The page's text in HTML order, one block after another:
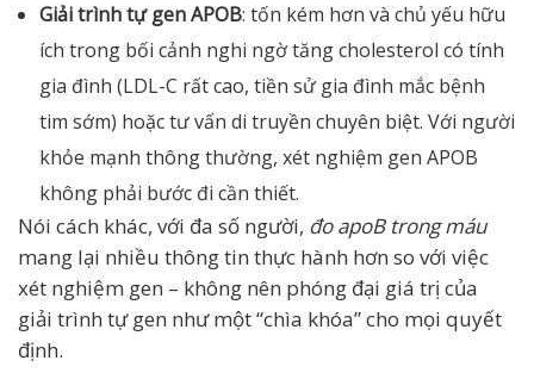
Giải trình tự gen APOB: tốn kém hơn và chủ yếu hữu
ích trong bối cảnh nghi ngờ tăng cholesterol có tính
gia đình (LDL-C rất cao, tiền sử gia đình mắc bệnh
tim sớm) hoặc tư vấn di truyền chuyên biệt. Với người
khỏe mạnh thông thường, xét nghiệm gen APOB
không phải bước đi cần thiết.
Nói cách khác, với đa số người, đo apoB trong máu
mang lại nhiều thông tin thực hành hơn so với việc
xét nghiệm gen – không nên phóng đại giá trị của
giải trình tự gen như một “chìa khóa” cho mọi quyết
định.